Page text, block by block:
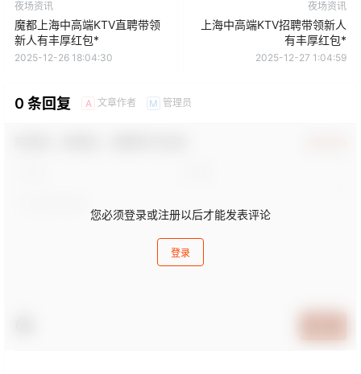
夜场资讯
魔都上海中高端KTV直聘带领
新人有丰厚红包*
2025-12-26 18:04:30
夜场资讯
上海中高端KTV招聘带领新人
有丰厚红包*
2025-12-27 1:04:59
0 条回复 A 文章作者 M 管理员
您必须登录或注册以后才能发表评论
登录